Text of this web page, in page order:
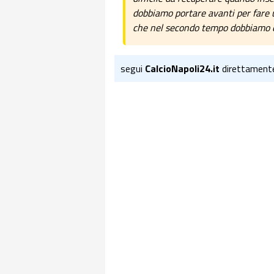
dobbiamo portare avanti per fare
che nel secondo tempo
segui CalcioNapoli24.it